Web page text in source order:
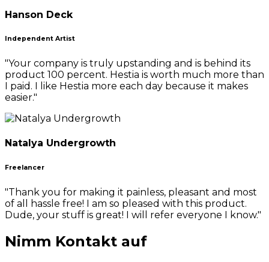
Hanson Deck
Independent Artist
"Your company is truly upstanding and is behind its
product 100 percent. Hestia is worth much more than
I paid. I like Hestia more each day because it makes
easier."
Natalya Undergrowth
Freelancer
"Thank you for making it painless, pleasant and most
of all hassle free! I am so pleased with this product.
Dude, your stuff is great! I will refer everyone I know."
Nimm Kontakt auf